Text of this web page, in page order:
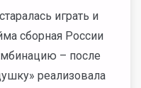
играть и
сборная России
– после
реализовала